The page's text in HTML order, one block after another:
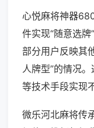
心悦麻将神器
件实现“随意选牌
部分用户反映其
人牌型”的情况
等技术手段实现
微乐河北麻将传